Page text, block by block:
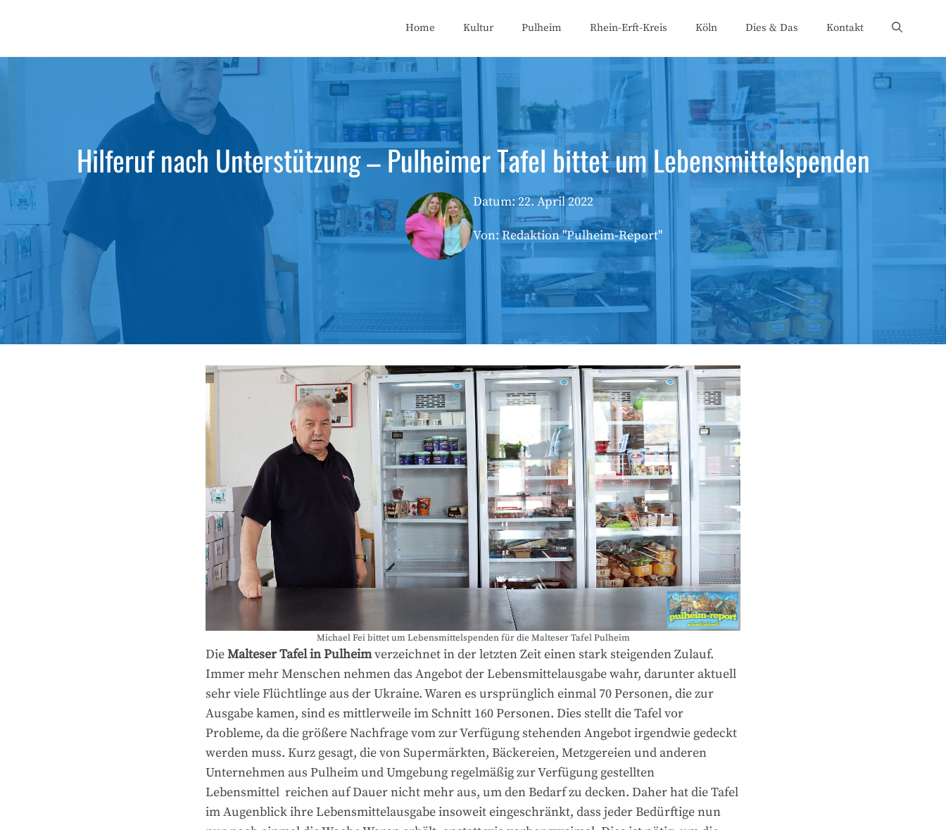
Home Kultur Pulheim Rhein-Erft-Kreis Köln Dies & Das Kontakt
Hilferuf nach Unterstützung – Pulheimer Tafel bittet um Lebensmittelspenden
Datum: 22. April 2022
Von: Redaktion "Pulheim-Report"
Michael Fei bittet um Lebensmittelspenden für die Malteser Tafel Pulheim
DieMalteser Tafel in Pulheimverzeichnet in der letzten Zeit einen stark steigenden Zulauf.
Immer mehr Menschen nehmen das Angebot der Lebensmittelausgabe wahr, darunter aktuell
sehr viele Flüchtlinge aus der Ukraine. Waren es ursprünglich einmal 70 Personen, die zur
Ausgabe kamen, sind es mittlerweile im Schnitt 160 Personen. Dies stellt die Tafel vor
Probleme, da die größere Nachfrage vom zur Verfügung stehenden Angebot irgendwie gedeckt
werden muss. Kurz gesagt, die von Supermärkten, Bäckereien, Metzgereien und anderen
Unternehmen aus Pulheim und Umgebung regelmäßig zur Verfügung gestellten
Lebensmittel reichen auf Dauer nicht mehr aus, um den Bedarf zu decken. Daher hat die Tafel
im Augenblick ihre Lebensmittelausgabe insoweit eingeschränkt, dass jeder Bedürftige nun